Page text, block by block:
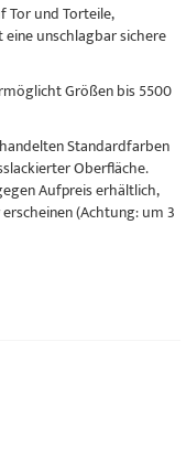
Tor und Torteile,
unschlagbar sichere
Größen bis 5500
Standardfarben
Oberfläche.
Aufpreis erhältlich,
(Achtung: um 3